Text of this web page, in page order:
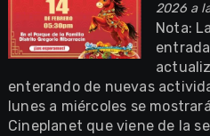
2026 a
Nota:
enterando de nuevas
lunes a miércoles se
Cineplanet que viene de la